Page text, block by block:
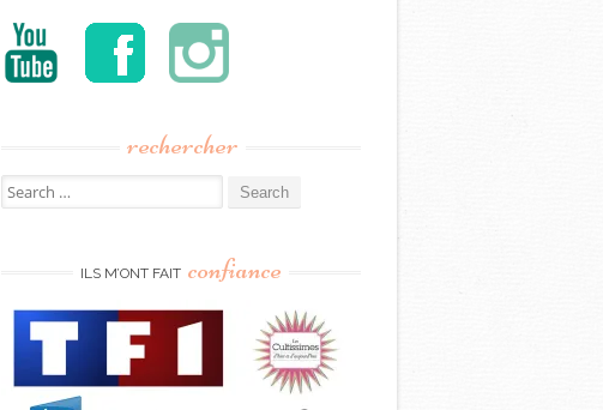
rechercher
Search
for:
ILS M’ONT FAIT confiance